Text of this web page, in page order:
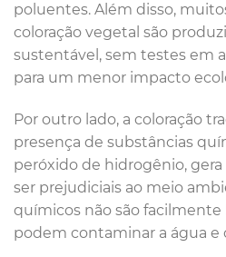
poluentes. Além disso,
coloração vegetal são
sustentável, sem testes em
para um menor impacto
Por outro lado, a coloração
presença de substâncias
peróxido de hidrogênio,
ser prejudiciais ao meio
químicos não são facilmente
podem contaminar a água e